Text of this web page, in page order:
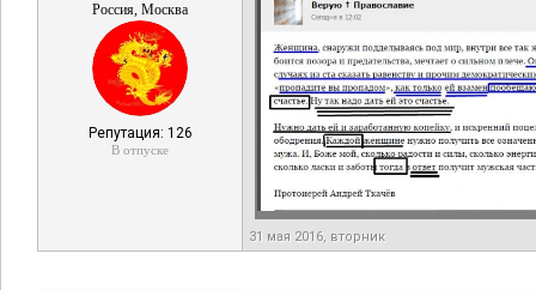
Россия, Москва
Репутация: 126
В отпуске
31 мая 2016, вторник